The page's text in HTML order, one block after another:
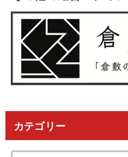
カテゴリー